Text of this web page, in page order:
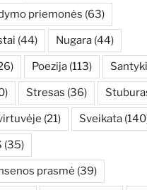
priemonės (63)
(44) Nugara (44)
Poezija (113)
Stresas (36)
(21) Sveikata
(35)
prasmė (39)